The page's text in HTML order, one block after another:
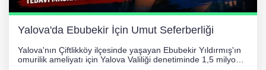
Yalova'da Ebubekir İçin Umut Seferberliği
Yalova'nın Çiftlikköy ilçesinde yaşayan Ebubekir Yıldırmış'ın
omurilik ameliyatı için Yalova Valiliği denetiminde 1,5 milyon